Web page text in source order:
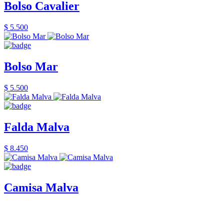
Bolso Cavalier
$ 5.500
Bolso Mar
$ 5.500
Falda Malva
$ 8.450
Camisa Malva